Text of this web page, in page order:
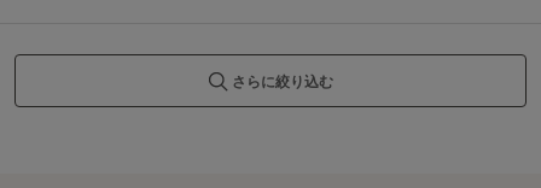
さらに絞り込む